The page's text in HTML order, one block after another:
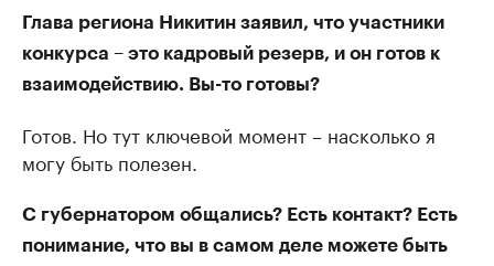
Глава региона Никитин заявил, что участники
конкурса – это кадровый резерв, и он готов к
взаимодействию. Вы-то готовы?
Готов. Но тут ключевой момент – насколько я
могу быть полезен.
С губернатором общались? Есть контакт? Есть
понимание, что вы в самом деле можете быть